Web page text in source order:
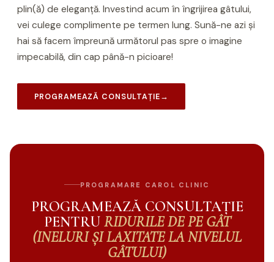
plin(ă) de eleganță. Investind acum în îngrijirea gâtului,
vei culege complimente pe termen lung. Sună-ne azi și
hai să facem împreună următorul pas spre o imagine
impecabilă, din cap până-n picioare!
PROGRAMEAZĂ CONSULTAȚIE→
PROGRAMARE CAROL CLINIC
PROGRAMEAZĂ CONSULTAȚIE
PENTRU RIDURILE DE PE GÂT
(INELURI ȘI LAXITATE LA NIVELUL
GÂTULUI)